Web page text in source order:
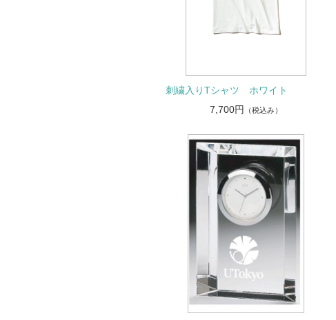
刺繍入りTシャツ ホワイト
7,700円
（税込み）